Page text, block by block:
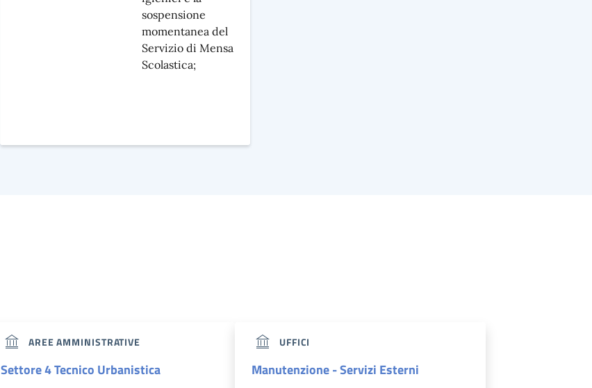
sospensione
momentanea del
Servizio di Mensa
Scolastica;
AREE AMMINISTRATIVE
Settore 4 Tecnico Urbanistica
UFFICI
Manutenzione - Servizi Esterni